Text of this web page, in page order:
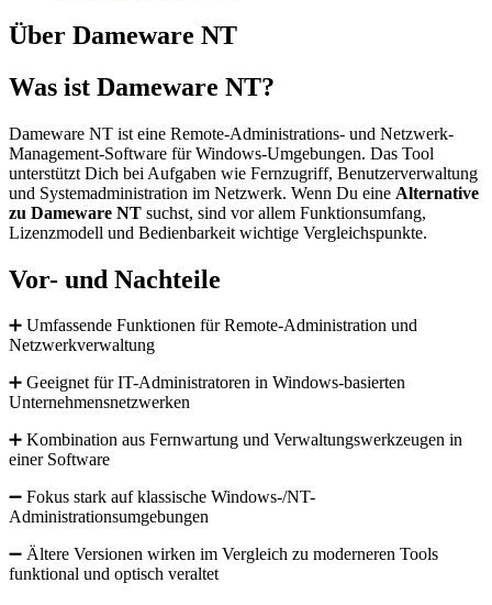
Über Dameware NT
Was ist Dameware NT?
Dameware NT ist eine Remote-Administrations- und Netzwerk-
Management-Software für Windows-Umgebungen. Das Tool
unterstützt Dich bei Aufgaben wie Fernzugriff, Benutzerverwaltung
und Systemadministration im Netzwerk. Wenn Du eine Alternative
zu Dameware NT suchst, sind vor allem Funktionsumfang,
Lizenzmodell und Bedienbarkeit wichtige Vergleichspunkte.
Vor- und Nachteile
➕ Umfassende Funktionen für Remote-Administration und
Netzwerkverwaltung
➕ Geeignet für IT-Administratoren in Windows-basierten
Unternehmensnetzwerken
➕ Kombination aus Fernwartung und Verwaltungswerkzeugen in
einer Software
➖ Fokus stark auf klassische Windows-/NT-
Administrationsumgebungen
➖ Ältere Versionen wirken im Vergleich zu moderneren Tools
funktional und optisch veraltet